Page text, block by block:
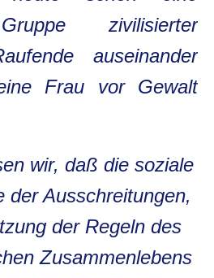
zivilisierter
auseinander
Frau vor Gewalt
wir, daß die soziale
der Ausschreitungen,
der Regeln des
Zusammenlebens